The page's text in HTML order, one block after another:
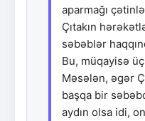
aparmağı
Çıtakın
səbəblər
Bu, müqayisə
Məsələn, əgər
başqa bir
aydın olsa idi,